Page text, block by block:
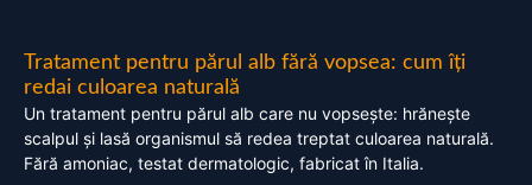
Tratament pentru părul alb fără vopsea: cum îți
redai culoarea naturală
Un tratament pentru părul alb care nu vopsește: hrănește
scalpul și lasă organismul să redea treptat culoarea naturală.
Fără amoniac, testat dermatologic, fabricat în Italia.